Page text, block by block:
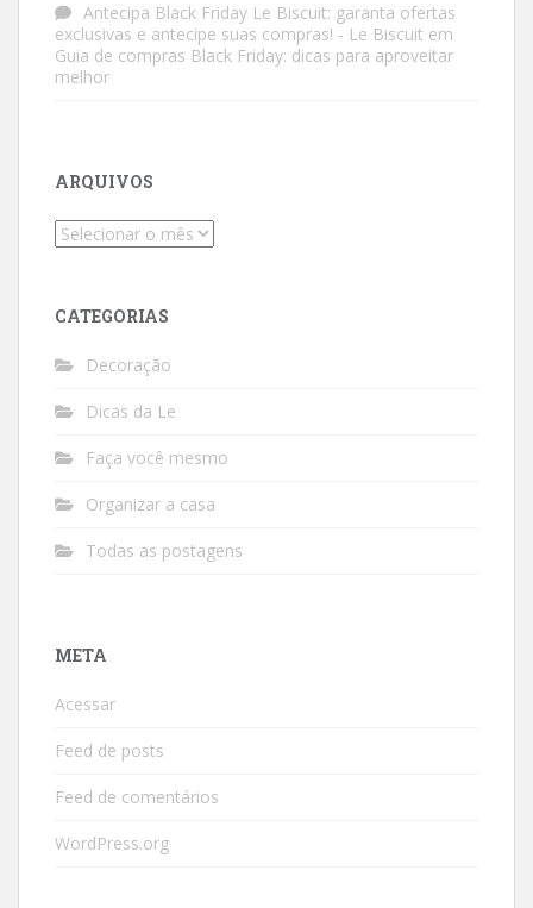
Antecipa Black Friday Le Biscuit: garanta ofertas
exclusivas e antecipe suas compras! - Le Biscuit em
Guia de compras Black Friday: dicas para aproveitar
melhor
ARQUIVOS
Arquivos
CATEGORIAS
Decoração
Dicas da Le
Faça você mesmo
Organizar a casa
Todas as postagens
META
Acessar
Feed de posts
Feed de comentários
WordPress.org